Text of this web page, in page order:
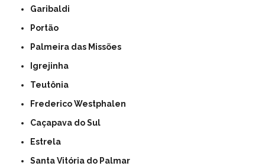
Garibaldi
Portão
Palmeira das Missões
Igrejinha
Teutônia
Frederico Westphalen
Caçapava do Sul
Estrela
Santa Vitória do Palmar